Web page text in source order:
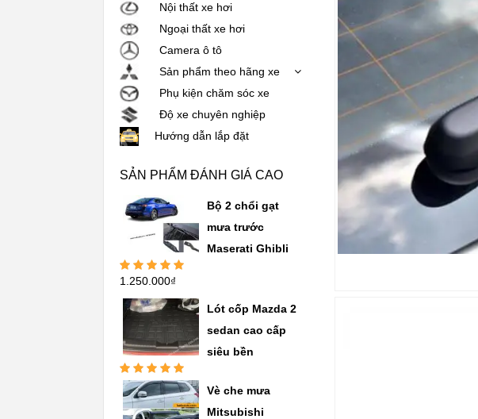
Nội thất xe hơi
Ngoại thất xe hơi
Camera ô tô
Sản phẩm theo hãng xe
Phụ kiện chăm sóc xe
Độ xe chuyên nghiệp
Hướng dẫn lắp đặt
SẢN PHẨM ĐÁNH GIÁ CAO
Bộ 2 chổi gạt
mưa trước
Maserati Ghibli
Được xếp
sao
1.250.000₫
Lót cốp Mazda 2
sedan cao cấp
siêu bền
Được xếp
hạng5.005
sao
Vè che mưa
Mitsubishi